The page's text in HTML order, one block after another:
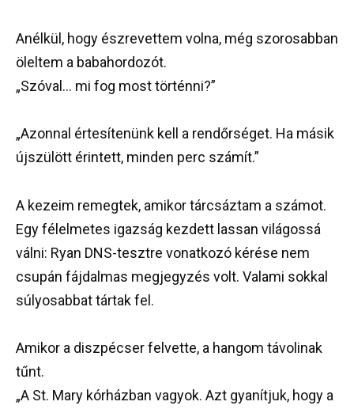
Anélkül, hogy észrevettem volna, még szorosabban
öleltem a babahordozót.
„Szóval… mi fog most történni?”
„Azonnal értesítenünk kell a rendőrséget. Ha másik
újszülött érintett, minden perc számít.”
A kezeim remegtek, amikor tárcsáztam a számot.
Egy félelmetes igazság kezdett lassan világossá
válni: Ryan DNS-tesztre vonatkozó kérése nem
csupán fájdalmas megjegyzés volt. Valami sokkal
súlyosabbat tártak fel.
Amikor a diszpécser felvette, a hangom távolinak
tűnt.
„A St. Mary kórházban vagyok. Azt gyanítjuk, hogy a